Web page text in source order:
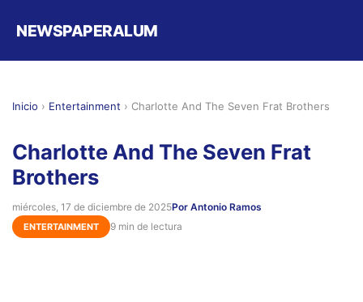
NEWSPAPERALUM
Inicio › Entertainment › Charlotte And The Seven Frat Brothers
Charlotte And The Seven Frat
Brothers
miércoles, 17 de diciembre de 2025Por Antonio Ramos
ENTERTAINMENT 9 min de lectura